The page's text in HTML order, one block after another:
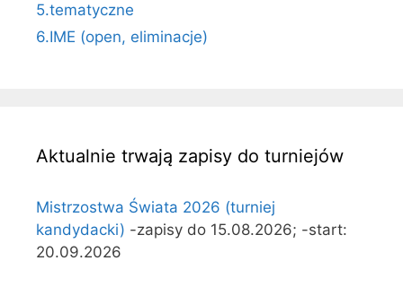
5.tematyczne
6.IME (open, eliminacje)
Aktualnie trwają zapisy do turniejów
Mistrzostwa Świata 2026 (turniej
kandydacki) -zapisy do 15.08.2026; -start:
20.09.2026